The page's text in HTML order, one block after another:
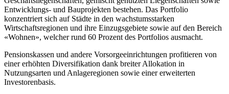
Entwicklungs- und Bauprojekten bestehen. Das Portfolio
konzentriert sich auf Städte in den wachstumsstarken
Wirtschaftsregionen und ihre Einzugsgebiete sowie auf den Bereich
«Wohnen», welcher rund 60 Prozent des Portfolios ausmacht.
Pensionskassen und andere Vorsorgeeinrichtungen profitieren von
einer erhöhten Diversifikation dank breiter Allokation in
Nutzungsarten und Anlageregionen sowie einer erweiterten
Investorenbasis.